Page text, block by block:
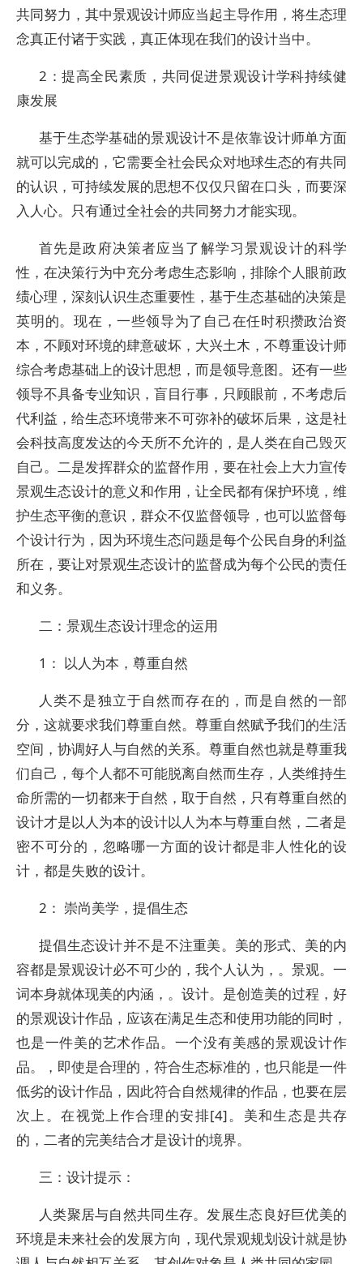
共同努力，其中景观设计师应当起主导作用，将生态理
念真正付诸于实践，真正体现在我们的设计当中。
2：提高全民素质，共同促进景观设计学科持续健
康发展
基于生态学基础的景观设计不是依靠设计师单方面
就可以完成的，它需要全社会民众对地球生态的有共同
的认识，可持续发展的思想不仅仅只留在口头，而要深
入人心。只有通过全社会的共同努力才能实现。
首先是政府决策者应当了解学习景观设计的科学
性，在决策行为中充分考虑生态影响，排除个人眼前政
绩心理，深刻认识生态重要性，基于生态基础的决策是
英明的。现在，一些领导为了自己在任时积攒政治资
本，不顾对环境的肆意破坏，大兴土木，不尊重设计师
综合考虑基础上的设计思想，而是领导意图。还有一些
领导不具备专业知识，盲目行事，只顾眼前，不考虑后
代利益，给生态环境带来不可弥补的破坏后果，这是社
会科技高度发达的今天所不允许的，是人类在自己毁灭
自己。二是发挥群众的监督作用，要在社会上大力宣传
景观生态设计的意义和作用，让全民都有保护环境，维
护生态平衡的意识，群众不仅监督领导，也可以监督每
个设计行为，因为环境生态问题是每个公民自身的利益
所在，要让对景观生态设计的监督成为每个公民的责任
和义务。
二：景观生态设计理念的运用
1： 以人为本，尊重自然
人类不是独立于自然而存在的，而是自然的一部
分，这就要求我们尊重自然。尊重自然赋予我们的生活
空间，协调好人与自然的关系。尊重自然也就是尊重我
们自己，每个人都不可能脱离自然而生存，人类维持生
命所需的一切都来于自然，取于自然，只有尊重自然的
设计才是以人为本的设计以人为本与尊重自然，二者是
密不可分的，忽略哪一方面的设计都是非人性化的设
计，都是失败的设计。
2： 崇尚美学，提倡生态
提倡生态设计并不是不注重美。美的形式、美的内
容都是景观设计必不可少的，我个人认为，。景观。一
词本身就体现美的内涵，。设计。是创造美的过程，好
的景观设计作品，应该在满足生态和使用功能的同时，
也是一件美的艺术作品。一个没有美感的景观设计作
品。，即使是合理的，符合生态标准的，也只能是一件
低劣的设计作品，因此符合自然规律的作品，也要在层
次上。在视觉上作合理的安排[4]。美和生态是共存
的，二者的完美结合才是设计的境界。
三：设计提示：
人类聚居与自然共同生存。发展生态良好巨优美的
环境是未来社会的发展方向，现代景观规划设计就是协